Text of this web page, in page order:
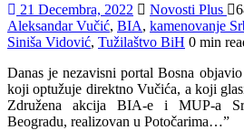
21 Decembra, 2022 Novosti Plus
Aleksandar Vučić, BIA, kamenovanje
Siniša Vidović, Tužilaštvo BiH 0 min
Danas je nezavisni portal Bosna
koji optužuje direktno Vučića, a koji
Združena akcija BIA-e i MUP-a
Beogradu, realizovan u Potočarima…”